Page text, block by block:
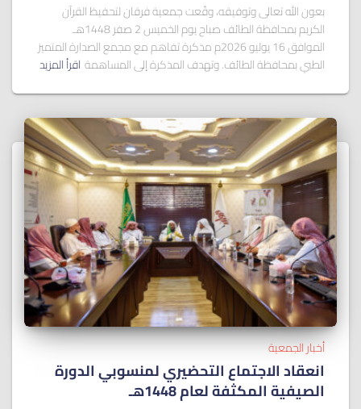
بعون الله تعالى وتوفيقه، وقّعت جمعية فرقان لتحفيظ القرآن
الكريم بمحافظة الطائف صباح يوم الخميس 2 صفر 1448هـ
الموافق 16 يوليو 2026م مذكرة تفاهم مع مجمع الصدارة المتميز
الطبي بمحافظة الطائف. وتهدف المذكرة إلى المساهمة اقرأ المزيد
أخبار الجمعية
انعقاد الاجتماع التحضيري لمنسوبي الدورة
الصيفية المكثفة لعام 1448هـ